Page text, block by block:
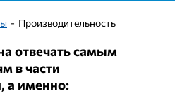
Производительность
отвечать самым
в части
а именно: